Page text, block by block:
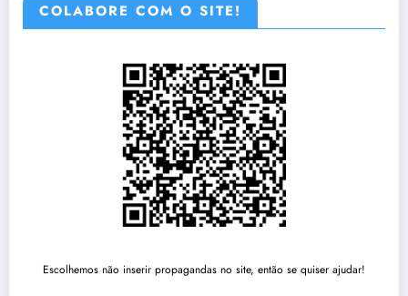
COLABORE COM O SITE!
Escolhemos não inserir propagandas no site, então se quiser ajudar!